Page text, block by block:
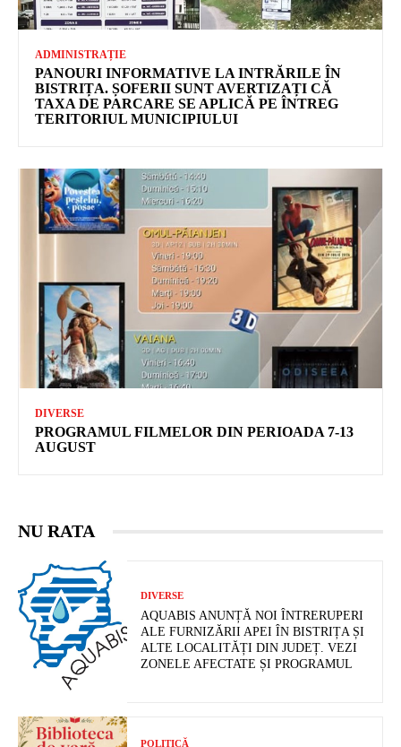
ADMINISTRAȚIE
PANOURI INFORMATIVE LA INTRĂRILE ÎN
BISTRIȚA. ȘOFERII SUNT AVERTIZAȚI CĂ
TAXA DE PARCARE SE APLICĂ PE ÎNTREG
TERITORIUL MUNICIPIULUI
DIVERSE
PROGRAMUL FILMELOR DIN PERIOADA 7-13
AUGUST
NU RATA
DIVERSE
AQUABIS ANUNȚĂ NOI ÎNTRERUPERI
ALE FURNIZĂRII APEI ÎN BISTRIȚA ȘI
ALTE LOCALITĂȚI DIN JUDEȚ. VEZI
ZONELE AFECTATE ȘI PROGRAMUL
POLITICĂ